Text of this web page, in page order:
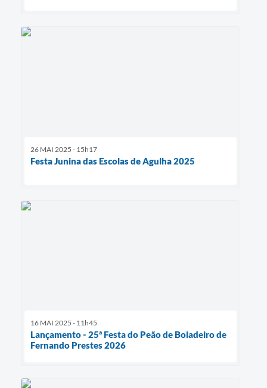
26 MAI 2025 - 15h17
Festa Junina das Escolas de Agulha 2025
16 MAI 2025 - 11h45
Lançamento - 25ª Festa do Peão de Boiadeiro de
Fernando Prestes 2026